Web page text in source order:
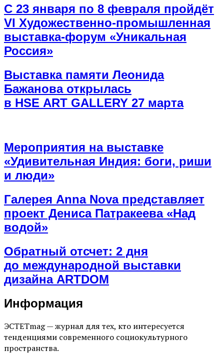
С 23 января по 8 февраля пройдёт
VI Художественно-промышленная
выставка-форум «Уникальная
Россия»
Выставка памяти Леонида
Бажанова открылась
в HSE ART GALLERY 27 марта
Мероприятия на выставке
«Удивительная Индия: боги, риши
и люди»
Галерея Anna Nova представляет
проект Дениса Патракеева «Над
водой»
Обратный отсчет: 2 дня
до международной выставки
дизайна ARTDOM
Информация
ЭСТЕТmag — журнал для тех, кто интересуется
тенденциями современного социокультурного
пространства.